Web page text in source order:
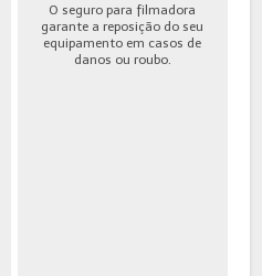
O seguro para filmadora
garante a reposição do seu
equipamento em casos de
danos ou roubo.